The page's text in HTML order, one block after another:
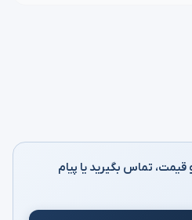
تماس بگیرید یا پیام